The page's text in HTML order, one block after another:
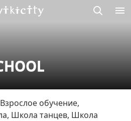
обучение,
Школа танцев, Школа